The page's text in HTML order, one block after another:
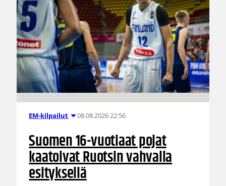
EM-kilpailut 08.08.2026 22:56
Suomen 16-vuotiaat pojat
kaatoivat Ruotsin vahvalla
esityksellä